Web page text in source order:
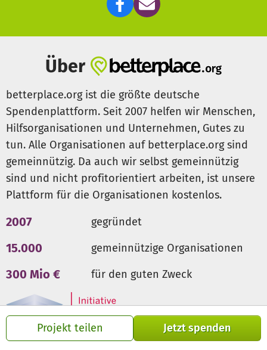
Projekt teilen Jetzt spenden
Über
betterplace.org ist die größte deutsche
Spendenplattform. Seit 2007 helfen wir Menschen,
Hilfsorganisationen und Unternehmen, Gutes zu
tun. Alle Organisationen auf betterplace.org sind
gemeinnützig. Da auch wir selbst gemeinnützig
sind und nicht profitorientiert arbeiten, ist unsere
Plattform für die Organisationen kostenlos.
2007 gegründet
15.000 gemeinnützige Organisationen
300 Mio € für den guten Zweck